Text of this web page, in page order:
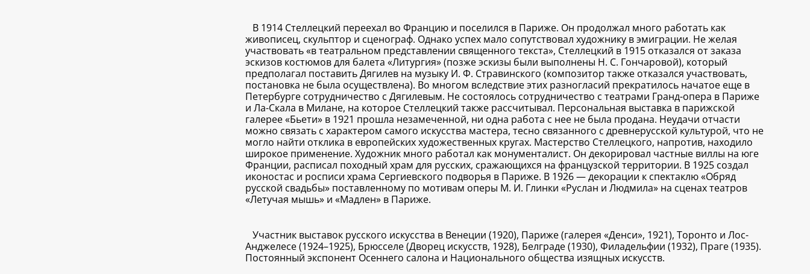
В 1914 Стеллецкий переехал во Францию и поселился в Париже. Он продолжал много работать как
живописец, скульптор и сценограф. Однако успех мало сопутствовал художнику в эмиграции. Не желая
участвовать «в театральном представлении священного текста», Стеллецкий в 1915 отказался от заказа
эскизов костюмов для балета «Литургия» (позже эскизы были выполнены Н. С. Гончаровой), который
предполагал поставить Дягилев на музыку И. Ф. Стравинского (композитор также отказался участвовать,
постановка не была осуществлена). Во многом вследствие этих разногласий прекратилось начатое еще в
Петербурге сотрудничество с Дягилевым. Не состоялось сотрудничество с театрами Гранд-опера в Париже
и Ла-Скала в Милане, на которое Стеллецкий также рассчитывал. Персональная выставка в парижской
галерее «Бьети» в 1921 прошла незамеченной, ни одна работа с нее не была продана. Неудачи отчасти
можно связать с характером самого искусства мастера, тесно связанного с древнерусской культурой, что не
могло найти отклика в европейских художественных кругах. Мастерство Стеллецкого, напротив, находило
широкое применение. Художник много работал как монументалист. Он декорировал частные виллы на юге
Франции, расписал походный храм для русских, сражающихся на французской территории. В 1925 создал
иконостас и росписи храма Сергиевского подворья в Париже. В 1926 — декорации к спектаклю «Обряд
русской свадьбы» поставленному по мотивам оперы М. И. Глинки «Руслан и Людмила» на сценах театров
«Летучая мышь» и «Мадлен» в Париже.
Участник выставок русского искусства в Венеции (1920), Париже (галерея «Денси», 1921), Торонто и Лос-
Анджелесе (1924–1925), Брюсселе (Дворец искусств, 1928), Белграде (1930), Филадельфии (1932), Праге (1935).
Постоянный экспонент Осеннего салона и Национального общества изящных искусств.